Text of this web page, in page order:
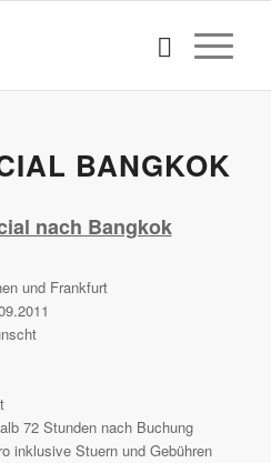
BANGKOK
nach Bangkok
und Frankfurt
72 Stunden nach Buchung
inklusive Stuern und Gebühren